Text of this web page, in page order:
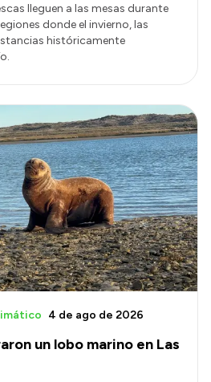
lleguen a las mesas durante
donde el invierno, las
históricamente
un lobo marino en Las
4 de ago de 2026